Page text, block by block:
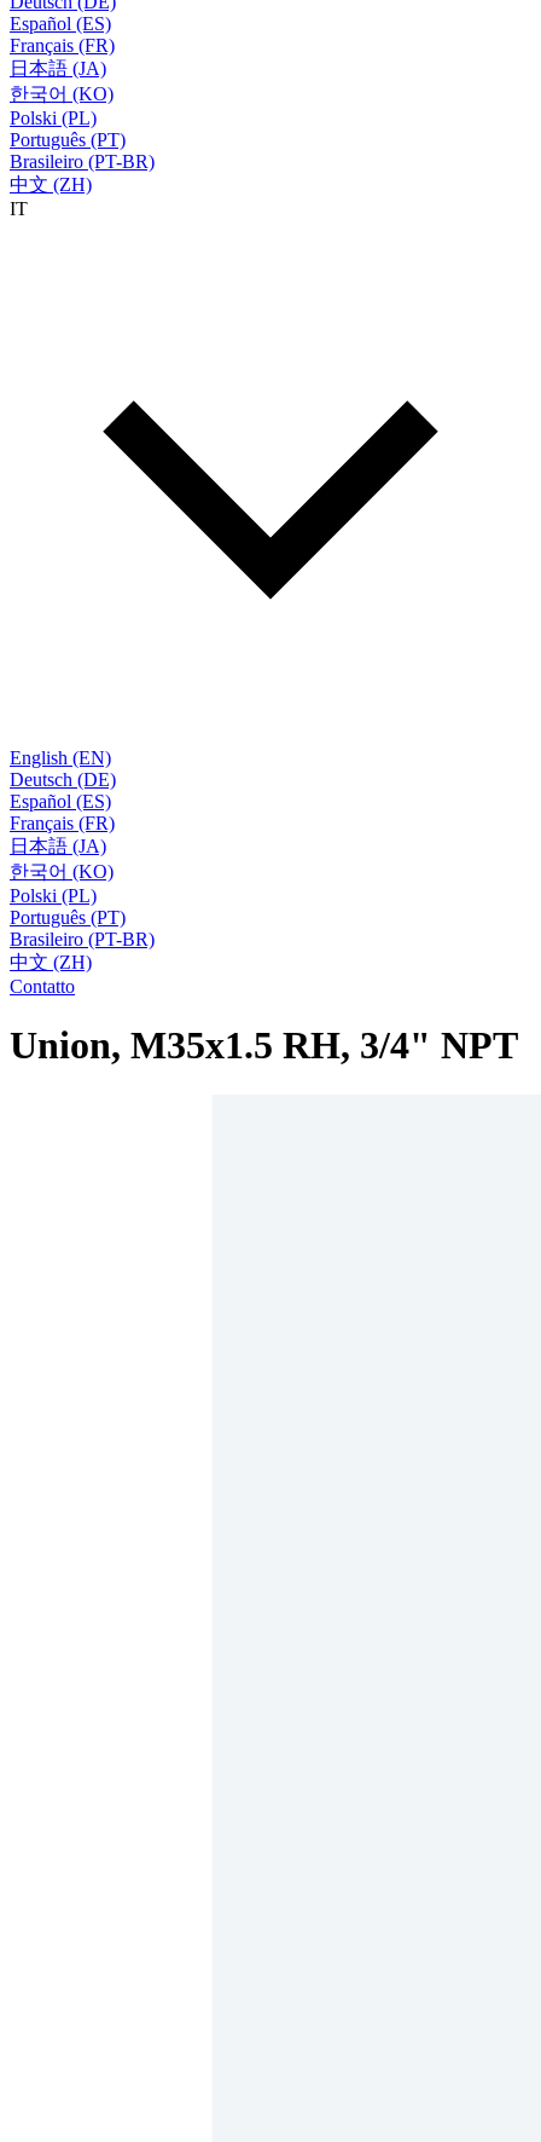
Español (ES)
Français (FR)
日本語 (JA)
한국어 (KO)
Polski (PL)
Português (PT)
Brasileiro (PT-BR)
中文 (ZH)
IT
English (EN)
Deutsch (DE)
Español (ES)
Français (FR)
日本語 (JA)
한국어 (KO)
Polski (PL)
Português (PT)
Brasileiro (PT-BR)
中文 (ZH)
Contatto
Union, M35x1.5 RH, 3/4" NPT